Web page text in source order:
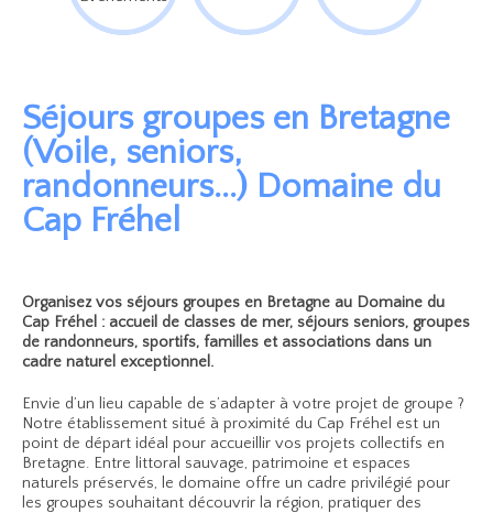
Séjours groupes en Bretagne
(Voile, seniors,
randonneurs...) Domaine du
Cap Fréhel
Organisez vos séjours groupes en Bretagne au Domaine du
Cap Fréhel : accueil de classes de mer, séjours seniors, groupes
de randonneurs, sportifs, familles et associations dans un
cadre naturel exceptionnel.
Envie d’un lieu capable de s’adapter à votre projet de groupe ?
Notre établissement situé à proximité du Cap Fréhel est un
point de départ idéal pour accueillir vos projets collectifs en
Bretagne. Entre littoral sauvage, patrimoine et espaces
naturels préservés, le domaine offre un cadre privilégié pour
les groupes souhaitant découvrir la région, pratiquer des